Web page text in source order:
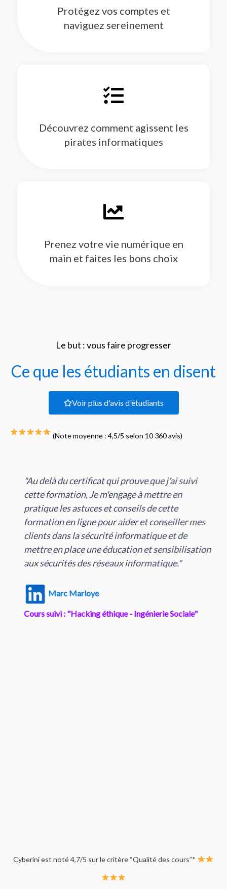
Protégez vos comptes et
naviguez sereinement
Découvrez comment agissent les
pirates informatiques
Prenez votre vie numérique en
main et faites les bons choix
Le but : vous faire progresser
Ce que les étudiants en disent
Voir plus d'avis d'étudiants
(Note moyenne : 4,5/5 selon 10 360 avis)
"Au delà du certificat qui prouve que j'ai suivi
cette formation, Je m'engage à mettre en
pratique les astuces et conseils de cette
formation en ligne pour aider et conseiller mes
clients dans la sécurité informatique et de
mettre en place une éducation et sensibilisation
aux sécurités des réseaux informatique."
Marc Marloye
Cours suivi : "Hacking éthique - Ingénierie Sociale"
Cyberini est noté 4,7/5 sur le critère “Qualité des cours”*